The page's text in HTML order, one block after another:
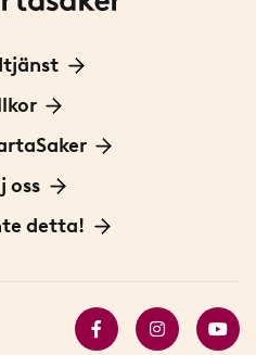
oss
leverans
oss
historia
oss
tips
detta!